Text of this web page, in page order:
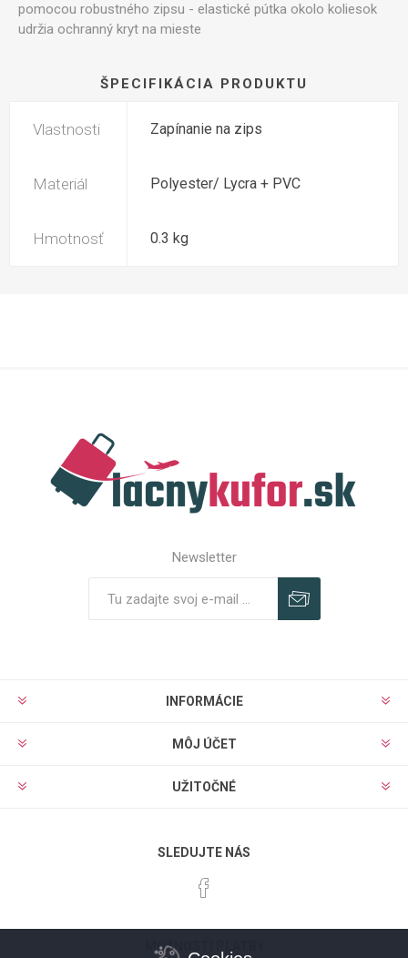
pomocou robustného zipsu - elastické pútka okolo koliesok
udržia ochranný kryt na mieste
ŠPECIFIKÁCIA PRODUKTU
Vlastnosti Zapínanie na zips
Materiál Polyester/ Lycra + PVC
Hmotnosť 0.3 kg
Newsletter
INFORMÁCIE
MÔJ ÚČET
UŽITOČNÉ
SLEDUJTE NÁS
MOŽNOSTI PLATBY